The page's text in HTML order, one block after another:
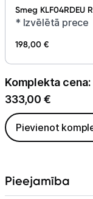
Smeg KLF04RDEU
* Izvēlētā prece
198,00 €
Komplekta cena:
333,00 €
Pievienot
Pieejamība